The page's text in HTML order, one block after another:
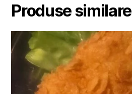
Produse similare